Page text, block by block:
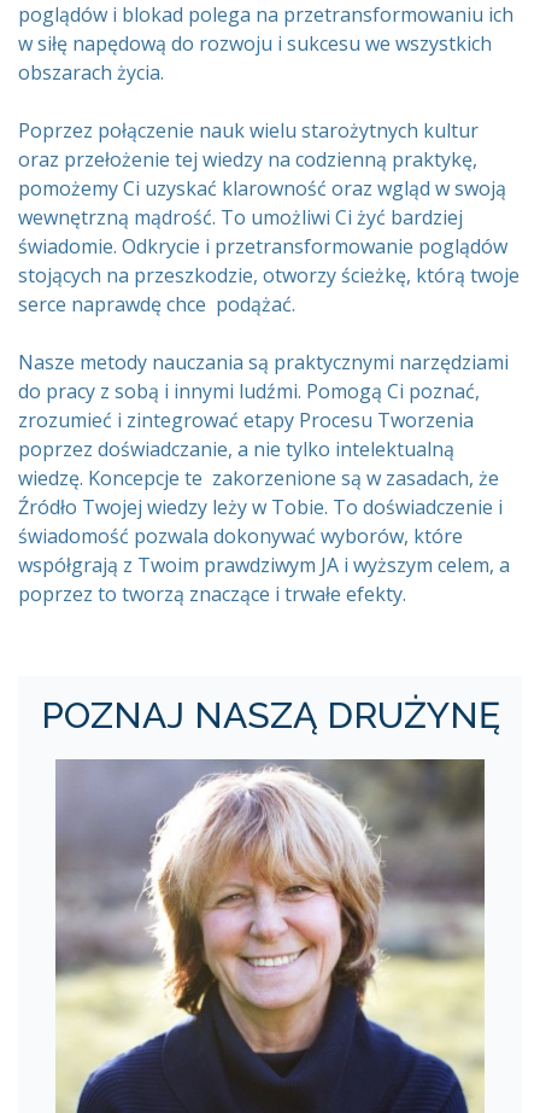
poglądów i blokad polega na przetransformowaniu ich
w siłę napędową do rozwoju i sukcesu we wszystkich
obszarach życia.
Poprzez połączenie nauk wielu starożytnych kultur
oraz przełożenie tej wiedzy na codzienną praktykę,
pomożemy Ci uzyskać klarowność oraz wgląd w swoją
wewnętrzną mądrość. To umożliwi Ci żyć bardziej
świadomie. Odkrycie i przetransformowanie poglądów
stojących na przeszkodzie, otworzy ścieżkę, którą twoje
serce naprawdę chce podążać.
Nasze metody nauczania są praktycznymi narzędziami
do pracy z sobą i innymi ludźmi. Pomogą Ci poznać,
zrozumieć i zintegrować etapy Procesu Tworzenia
poprzez doświadczanie, a nie tylko intelektualną
wiedzę. Koncepcje te zakorzenione są w zasadach, że
Źródło Twojej wiedzy leży w Tobie. To doświadczenie i
świadomość pozwala dokonywać wyborów, które
współgrają z Twoim prawdziwym JA i wyższym celem, a
poprzez to tworzą znaczące i trwałe efekty.
POZNAJ NASZĄ DRUŻYNĘ